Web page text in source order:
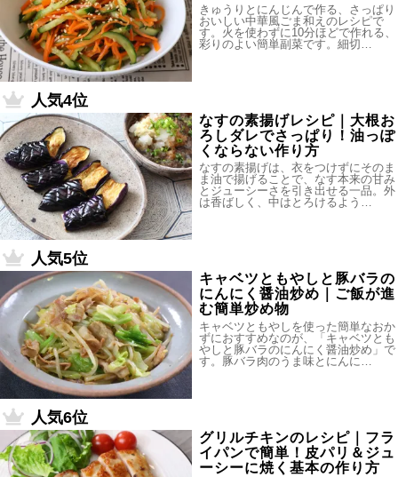
きゅうりとにんじんで作る、さっぱり
おいしい中華風ごま和えのレシピで
す。火を使わずに10分ほどで作れる、
彩りのよい簡単副菜です。細切…
人気4位
なすの素揚げレシピ｜大根お
ろしダレでさっぱり！油っぽ
くならない作り方
なすの素揚げは、衣をつけずにそのま
ま油で揚げることで、なす本来の甘み
とジューシーさを引き出せる一品。外
は香ばしく、中はとろけるよう…
人気5位
キャベツともやしと豚バラの
にんにく醤油炒め｜ご飯が進
む簡単炒め物
キャベツともやしを使った簡単なおか
ずにおすすめなのが、「キャベツとも
やしと豚バラのにんにく醤油炒め」で
す。豚バラ肉のうま味とにんに…
人気6位
グリルチキンのレシピ｜フラ
イパンで簡単！皮パリ＆ジュ
ーシーに焼く基本の作り方